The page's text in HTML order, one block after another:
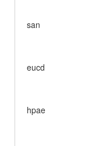
san
eucd
hpae